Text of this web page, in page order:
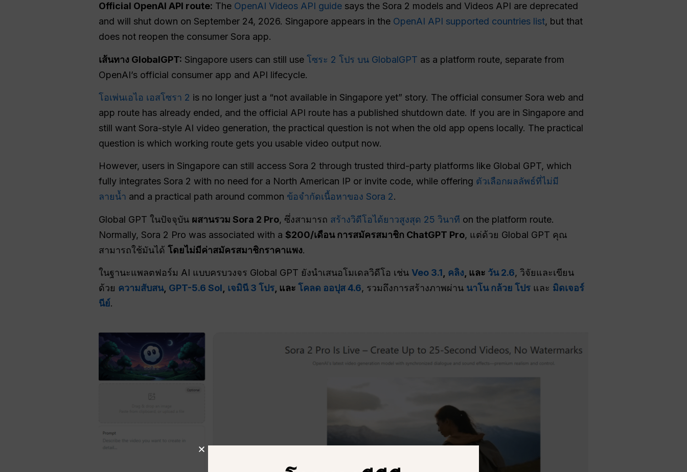
Official OpenAI API route: The OpenAI Videos API guide says the Sora 2 models and Videos API are deprecated
and will shut down on September 24, 2026. Singapore appears in the OpenAI API supported countries list, but that
does not reopen the consumer Sora app.
เส้นทาง GlobalGPT: Singapore users can still use โซระ 2 โปร บน GlobalGPT as a platform route, separate from
OpenAI’s official consumer app and API lifecycle.
โอเพ่นเอไอ เอสโซรา 2 is no longer just a “not available in Singapore yet” story. The official consumer Sora web and
app route has already ended, and the official API route has a published shutdown date. If you are in Singapore and
still want Sora-style AI video generation, the practical question is not when the old app opens locally. The practical
question is which working route gets you usable video output now.
However, users in Singapore can still access Sora 2 through trusted third-party platforms like Global GPT, which
fully integrates Sora 2 with no need for a North American IP or invite code, while offering ตัวเลือกผลลัพธ์ที่ไม่มี
ลายน้ำ and a practical path around common ข้อจำกัดเนื้อหาของ Sora 2.
Global GPT ในปัจจุบัน ผสานรวม Sora 2 Pro, ซึ่งสามารถ สร้างวิดีโอได้ยาวสูงสุด 25 วินาที on the platform route.
Normally, Sora 2 Pro was associated with a $200/เดือน การสมัครสมาชิก ChatGPT Pro, แต่ด้วย Global GPT คุณ
สามารถใช้มันได้ โดยไม่มีค่าสมัครสมาชิกราคาแพง.
ในฐานะแพลตฟอร์ม AI แบบครบวงจร Global GPT ยังนำเสนอโมเดลวิดีโอ เช่น Veo 3.1 คลิง , และ วัน 2.6, วิจัยและเขียน
ด้วย ความสับสน, GPT-5.6 Sol เจมินี 3 โปร , และ โคลด ออปุส 4.6, รวมถึงการสร้างภาพผ่าน นาโน กล้วย โปร และ มิดเจอร์
นีย์.